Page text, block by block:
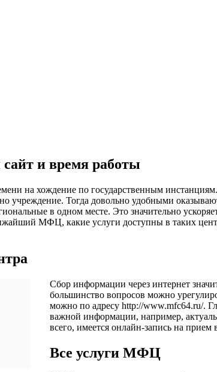
и время работы
на хождение по государственным
учреждение. Тогда довольно удобными
в одном месте. Это значительно
МФЦ, какие услуги доступны в таких
Сбор информации через интернет
большинство вопросов можно
можно по адресу http://www.mfc64.ru/.
важной информации, например,
всего, имеется онлайн-запись на
Все услуги МФЦ